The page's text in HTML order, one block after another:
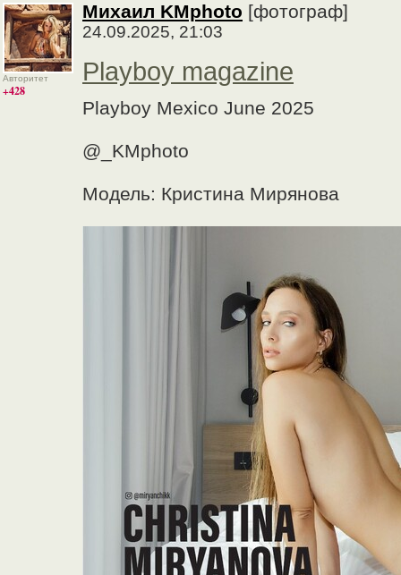
Авторитет
+428
Михаил KMphoto [фотограф]
24.09.2025, 21:03
Playboy magazine
Playboy Mexico June 2025
@_KMphoto
Модель: Кристина Мирянова